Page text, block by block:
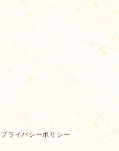
プライバシーポリシー